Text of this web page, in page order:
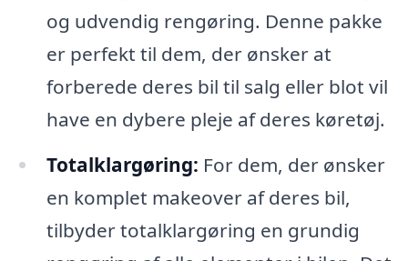
og udvendig rengøring. Denne pakke
er perfekt til dem, der ønsker at
forberede deres bil til salg eller blot vil
have en dybere pleje af deres køretøj.
Totalklargøring: For dem, der ønsker
en komplet makeover af deres bil,
tilbyder totalklargøring en grundig